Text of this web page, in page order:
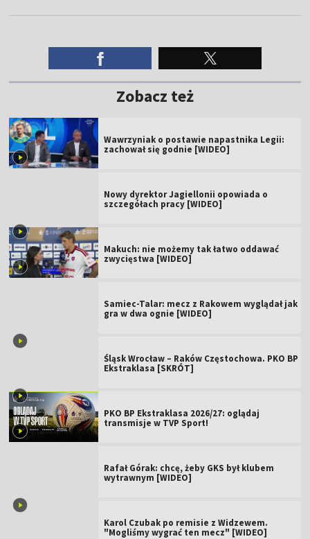
Zobacz też
Wawrzyniak o postawie napastnika Legii:
zachował się godnie [WIDEO]
Nowy dyrektor Jagiellonii opowiada o
szczegółach pracy [WIDEO]
Makuch: nie możemy tak łatwo oddawać
zwycięstwa [WIDEO]
Samiec-Talar: mecz z Rakowem wyglądał jak
gra w dwa ognie [WIDEO]
Śląsk Wrocław – Raków Częstochowa. PKO BP
Ekstraklasa [SKRÓT]
PKO BP Ekstraklasa 2026/27: oglądaj
transmisje w TVP Sport!
Rafał Górak: chcę, żeby GKS był klubem
wytrawnym [WIDEO]
Karol Czubak po remisie z Widzewem.
"Mogliśmy wygrać ten mecz" [WIDEO]